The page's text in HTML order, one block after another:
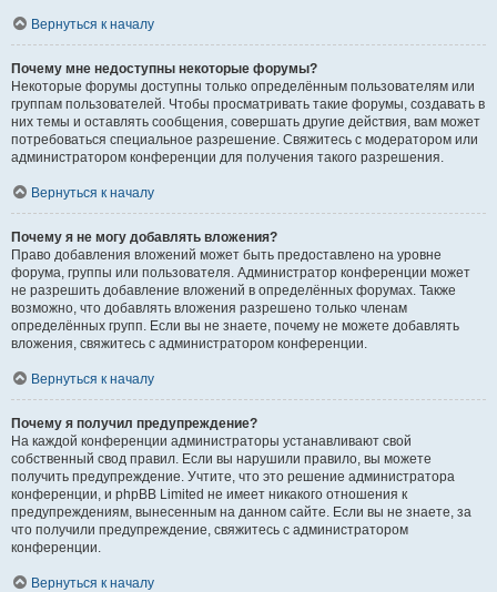
Вернуться к началу
Почему мне недоступны некоторые форумы?
Некоторые форумы доступны только определённым пользователям или
группам пользователей. Чтобы просматривать такие форумы, создавать в
них темы и оставлять сообщения, совершать другие действия, вам может
потребоваться специальное разрешение. Свяжитесь с модератором или
администратором конференции для получения такого разрешения.
Вернуться к началу
Почему я не могу добавлять вложения?
Право добавления вложений может быть предоставлено на уровне
форума, группы или пользователя. Администратор конференции может
не разрешить добавление вложений в определённых форумах. Также
возможно, что добавлять вложения разрешено только членам
определённых групп. Если вы не знаете, почему не можете добавлять
вложения, свяжитесь с администратором конференции.
Вернуться к началу
Почему я получил предупреждение?
На каждой конференции администраторы устанавливают свой
собственный свод правил. Если вы нарушили правило, вы можете
получить предупреждение. Учтите, что это решение администратора
конференции, и phpBB Limited не имеет никакого отношения к
предупреждениям, вынесенным на данном сайте. Если вы не знаете, за
что получили предупреждение, свяжитесь с администратором
конференции.
Вернуться к началу